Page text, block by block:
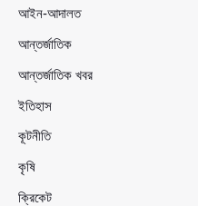
আইন-আদালত
আন্তর্জাতিক
আন্তর্জাতিক খবর
ইতিহাস
কূটনীতি
কৃষি
ক্রিকেট